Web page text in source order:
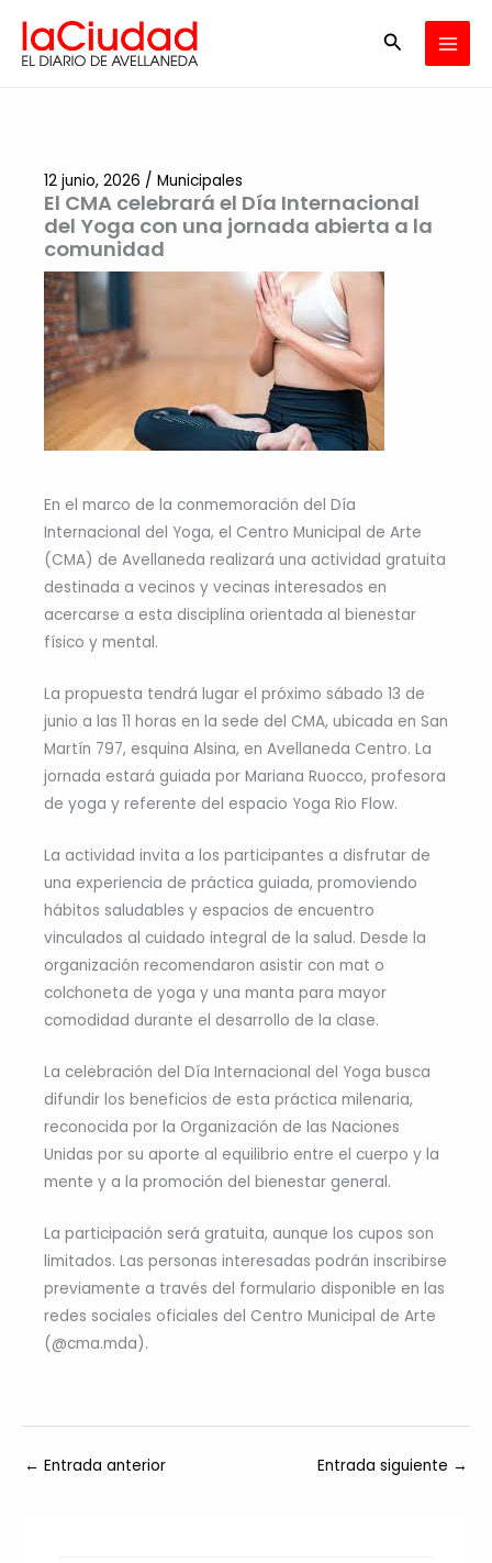
contenido
Buscar
El CMA celebrará el Día Internacional
del Yoga con una jornada abierta a la
comunidad
12 junio, 2026 / Municipales
En el marco de la conmemoración del Día
Internacional del Yoga, el Centro Municipal de Arte
(CMA) de Avellaneda realizará una actividad gratuita
destinada a vecinos y vecinas interesados en
acercarse a esta disciplina orientada al bienestar
físico y mental.
La propuesta tendrá lugar el próximo sábado 13 de
junio a las 11 horas en la sede del CMA, ubicada en San
Martín 797, esquina Alsina, en Avellaneda Centro. La
jornada estará guiada por Mariana Ruocco, profesora
de yoga y referente del espacio Yoga Rio Flow.
La actividad invita a los participantes a disfrutar de
una experiencia de práctica guiada, promoviendo
hábitos saludables y espacios de encuentro
vinculados al cuidado integral de la salud. Desde la
organización recomendaron asistir con mat o
colchoneta de yoga y una manta para mayor
comodidad durante el desarrollo de la clase.
La celebración del Día Internacional del Yoga busca
difundir los beneficios de esta práctica milenaria,
reconocida por la Organización de las Naciones
Unidas por su aporte al equilibrio entre el cuerpo y la
mente y a la promoción del bienestar general.
La participación será gratuita, aunque los cupos son
limitados. Las personas interesadas podrán inscribirse
previamente a través del formulario disponible en las
redes sociales oficiales del Centro Municipal de Arte
(@cma.mda).
← Entrada anterior Entrada siguiente →